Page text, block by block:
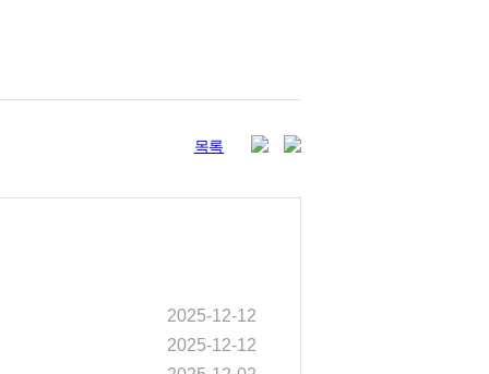
목록 share
2025-12-12
2025-12-12